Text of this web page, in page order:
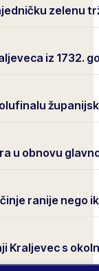
zelenu
iz 1732.
u obnovu
ranije nego
Kraljevec s